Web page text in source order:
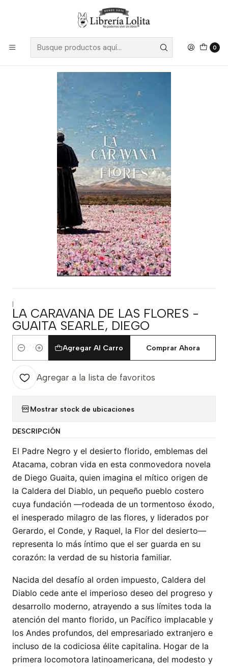
0
Despacho a todo Chile
|
LA CARAVANA DE LAS FLORES -
GUAITA SEARLE, DIEGO
Cantidad
Agregar Al Carro Comprar Ahora
Agregar a la lista de favoritos
Mostrar stock de ubicaciones
DESCRIPCIÓN
El Padre Negro y el desierto florido, emblemas del
Atacama, cobran vida en esta conmovedora novela
de Diego Guaita, quien imagina el mítico origen de
la Caldera del Diablo, un pequeño pueblo costero
cuya fundación —rodeada de un tormentoso éxodo,
el inesperado milagro de las flores, y liderados por
Gerardo, el Conde, y Raquel, la Flor del desierto—
representa lo más íntimo que el ser guarda en su
corazón: la verdad de su historia familiar.
Nacida del desafío al orden impuesto, Caldera del
Diablo cede ante el imperioso deseo del progreso y
desarrollo moderno, atrayendo a sus límites toda la
atención del manto florido, un Pacífico implacable y
los Andes profundos, del empresariado extranjero e
incluso de la codiciosa élite capitalina. Hogar de la
primera locomotora latinoamericana, del modesto y